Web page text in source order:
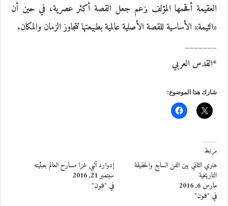
العقيمة أقحمها المؤلف بزعم جعل القصة أكثر عصرية، في حين أن
«الثيمة» الأساسية للقصة الأصلية عالمية بطبيعتها تتجاوز الزمان والمكان.
_______
*القدس العربي
شارك هذا الموضوع:
مرتبط
هنري الثاني بين الفن السابع والحقيقة
التاريخية
مارس 6, 2016
في "فنون"
إدوارد ألبي غزا مسارح العالم بعبثيته
سبتمبر 21, 2016
في "فنون"